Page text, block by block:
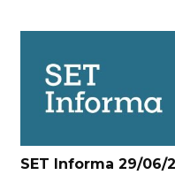
SET Informa 29/06/